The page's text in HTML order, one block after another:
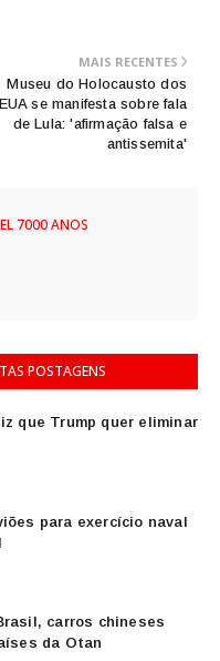
MAIS RECENTES
Museu do Holocausto dos
EUA se manifesta sobre fala
de Lula: 'afirmação falsa e
antissemita'
7000 ANOS
POSTAGENS
que Trump quer eliminar
para exercício naval
carros chineses
da Otan